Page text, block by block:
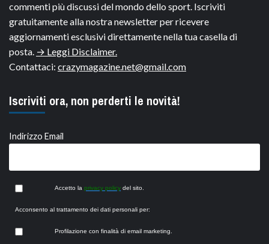
commenti più discussi del mondo dello sport. Iscriviti
gratuitamente alla nostra newsletter per ricevere
aggiornamenti esclusivi direttamente nella tua casella di
posta. → Leggi Disclaimer.
Contattaci: crazymagazine.net@gmail.com
Iscriviti ora, non perderti le novità!
Indirizzo Email
Accetto la privacy policy del sito.
Acconsento al trattamento dei dati personali per:
Profilazione con finalità di email marketing.